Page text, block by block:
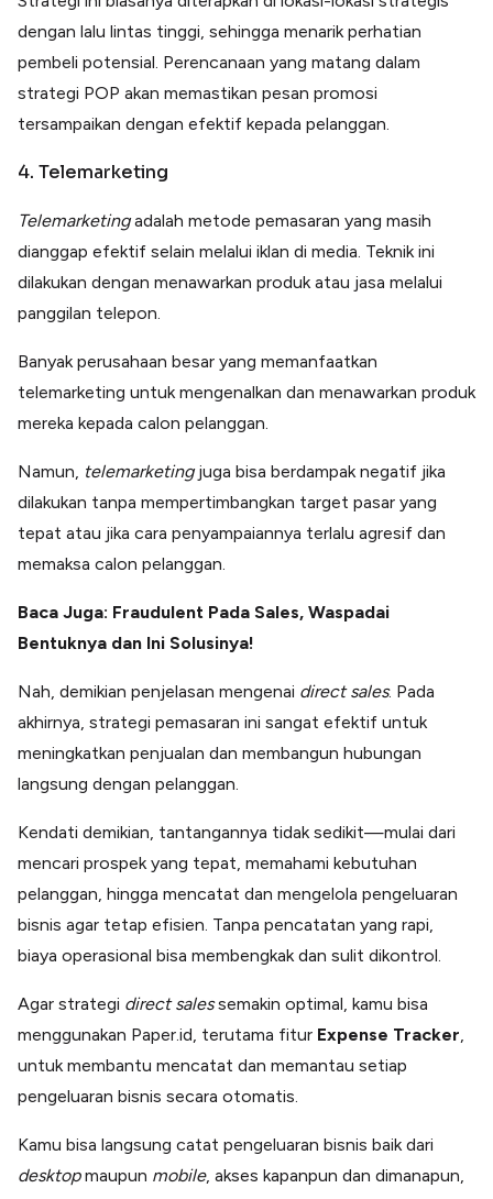
dengan lalu lintas tinggi, sehingga menarik perhatian
pembeli potensial. Perencanaan yang matang dalam
strategi POP akan memastikan pesan promosi
tersampaikan dengan efektif kepada pelanggan.
4. Telemarketing
Telemarketingadalah metode pemasaran yang masih
dianggap efektif selain melalui iklan di media. Teknik ini
dilakukan dengan menawarkan produk atau jasa melalui
panggilan telepon.
Banyak perusahaan besar yang memanfaatkan
telemarketing untuk mengenalkan dan menawarkan produk
mereka kepada calon pelanggan.
Namun, telemarketingjuga bisa berdampak negatif jika
dilakukan tanpa mempertimbangkan target pasar yang
tepat atau jika cara penyampaiannya terlalu agresif dan
memaksa calon pelanggan.
Baca Juga: Fraudulent Pada Sales, Waspadai
Bentuknya dan Ini Solusinya!
Nah, demikian penjelasan mengenai direct sales. Pada
akhirnya, strategi pemasaran ini sangat efektif untuk
meningkatkan penjualan dan membangun hubungan
langsung dengan pelanggan.
Kendati demikian, tantangannya tidak sedikit—mulai dari
mencari prospek yang tepat, memahami kebutuhan
pelanggan, hingga mencatat dan mengelola pengeluaran
bisnis agar tetap efisien. Tanpa pencatatan yang rapi,
biaya operasional bisa membengkak dan sulit dikontrol.
Agar strategi direct salessemakin optimal, kamu bisa
menggunakan Paper.id, terutama fitur Expense Tracker,
untuk membantu mencatat dan memantau setiap
pengeluaran bisnis secara otomatis.
Kamu bisa langsung catat pengeluaran bisnis baik dari
desktopmaupun mobile, akses kapanpun dan dimanapun,